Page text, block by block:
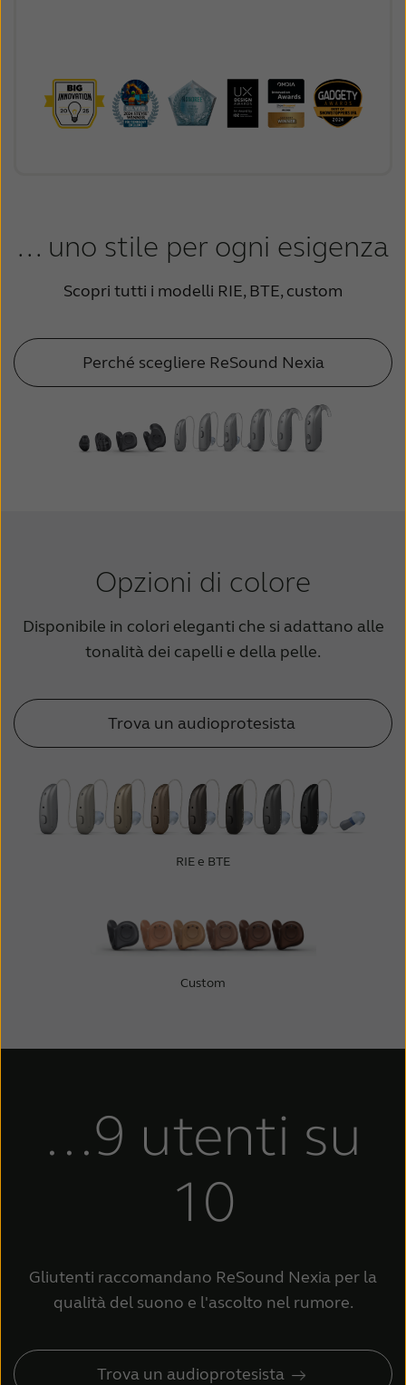
Türkçe United Kingdom
... uno stile per ogni esigenza
Scopri tutti i modelli RIE, BTE, custom
Perché scegliere ReSound Nexia
Opzioni di colore
Disponibile in colori eleganti che si adattano alle
tonalità dei capelli e della pelle.
Trova un audioprotesista
RIE e BTE
Custom
...9 utenti su
10
Gliutenti raccomandano ReSound Nexia per la
qualità del suono e l'ascolto nel rumore.
Trova un audioprotesista